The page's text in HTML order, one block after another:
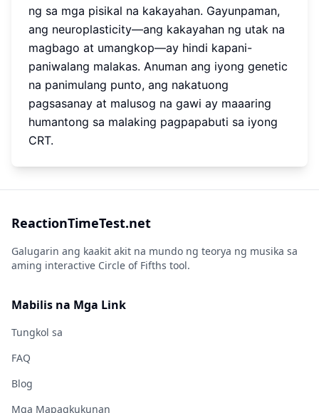
ng sa mga pisikal na kakayahan. Gayunpaman,
ang neuroplasticity—ang kakayahan ng utak na
magbago at umangkop—ay hindi kapani-
paniwalang malakas. Anuman ang iyong genetic
na panimulang punto, ang nakatuong
pagsasanay at malusog na gawi ay maaaring
humantong sa malaking pagpapabuti sa iyong
CRT.
ReactionTimeTest.net
Galugarin ang kaakit akit na mundo ng teorya ng musika sa
aming interactive Circle of Fifths tool.
Mabilis na Mga Link
Tungkol sa
FAQ
Blog
Mga Mapagkukunan